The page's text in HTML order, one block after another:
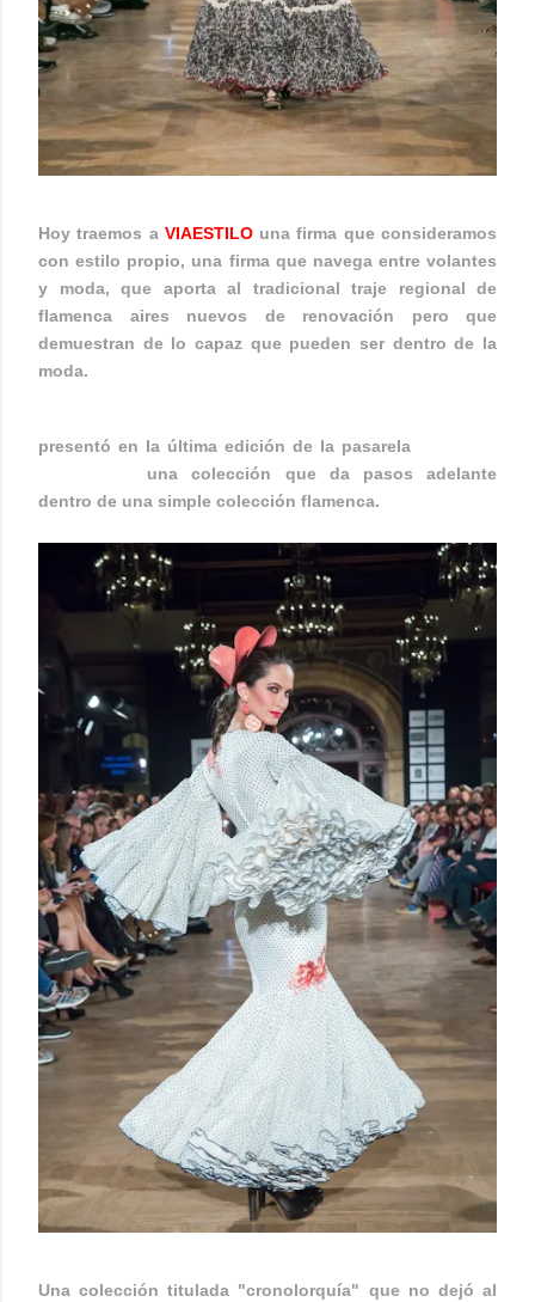
Hoy traemos a VIAESTILOuna firma que consideramos
con estilo propio, una firma que navega entre volantes
y moda, que aporta al tradicional traje regional de
flamenca aires nuevos de renovación pero que
demuestran de lo capaz que pueden ser dentro de la
moda.
presentó en la última edición de la pasarela
una colección que da pasos adelante
dentro de una simple colección flamenca.
Una colección titulada "cronolorquía" que no dejó al